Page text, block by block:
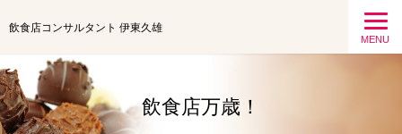
飲食店コンサルタント 伊東久雄
MENU
飲食店万歳！